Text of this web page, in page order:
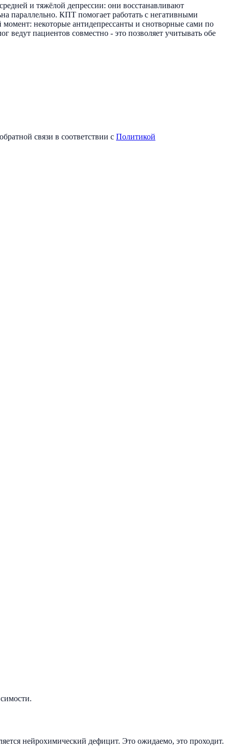
и тяжёлой депрессии: они восстанавливают
параллельно. КПТ помогает работать с негативными
некоторые антидепрессанты и снотворные сами по
ведут пациентов совместно - это позволяет учитывать обе
связи в соответствии с Политикой
нейрохимический дефицит. Это ожидаемо, это проходит.